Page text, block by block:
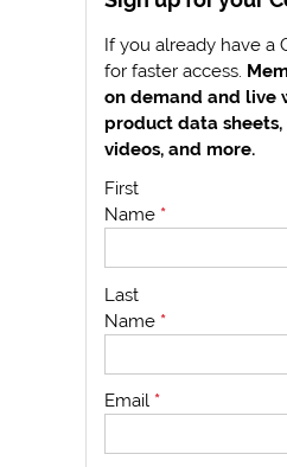
If you already have a
for faster access.
on demand and live
product data
videos, and more.
First
Name *
Last
Name *
Email *